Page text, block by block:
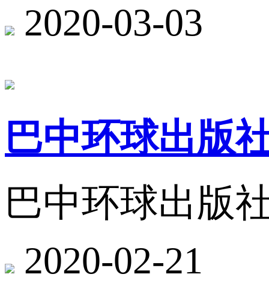
2020-03-03
巴中环球出版
巴中环球出版
2020-02-21